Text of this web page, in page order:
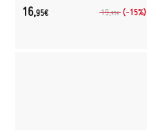
19,95€ (-15%)
16,95€